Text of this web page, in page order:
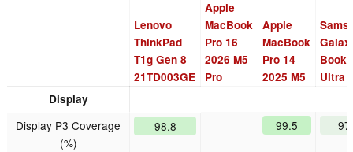
Lenovo
ThinkPad
T1g Gen 8
21TD003GE
Apple
MacBook
Pro 16
2026 M5
Pro
Apple
MacBook
Pro 14
2025 M5
Book6
Ultra
Display
Display P3 Coverage
(%)
98.8 99.5 97